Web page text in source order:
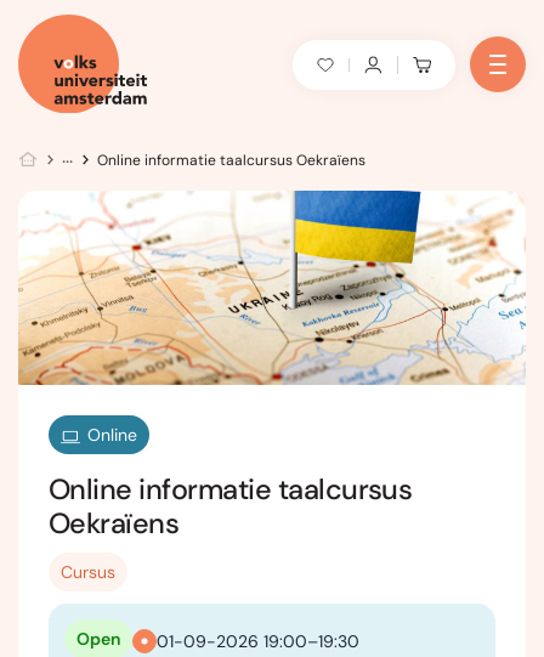
Online informatie taalcursus Oekraïens
Online
Online informatie taalcursus
Oekraïens
Cursus
01-09-2026 19:00–19:30
Open